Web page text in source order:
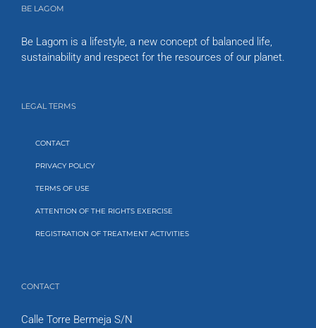
BE LAGOM
Be Lagom is a lifestyle, a new concept of balanced life,
sustainability and respect for the resources of our planet.
LEGAL TERMS
CONTACT
PRIVACY POLICY
TERMS OF USE
ATTENTION OF THE RIGHTS EXERCISE
REGISTRATION OF TREATMENT ACTIVITIES
CONTACT
Calle Torre Bermeja S/N